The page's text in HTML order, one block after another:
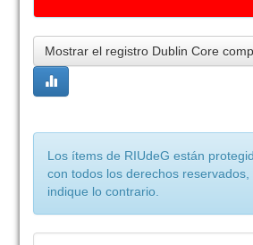
Mostrar el registro Dublin Core
Los ítems de RIUdeG están
con todos los derechos
indique lo contrario.